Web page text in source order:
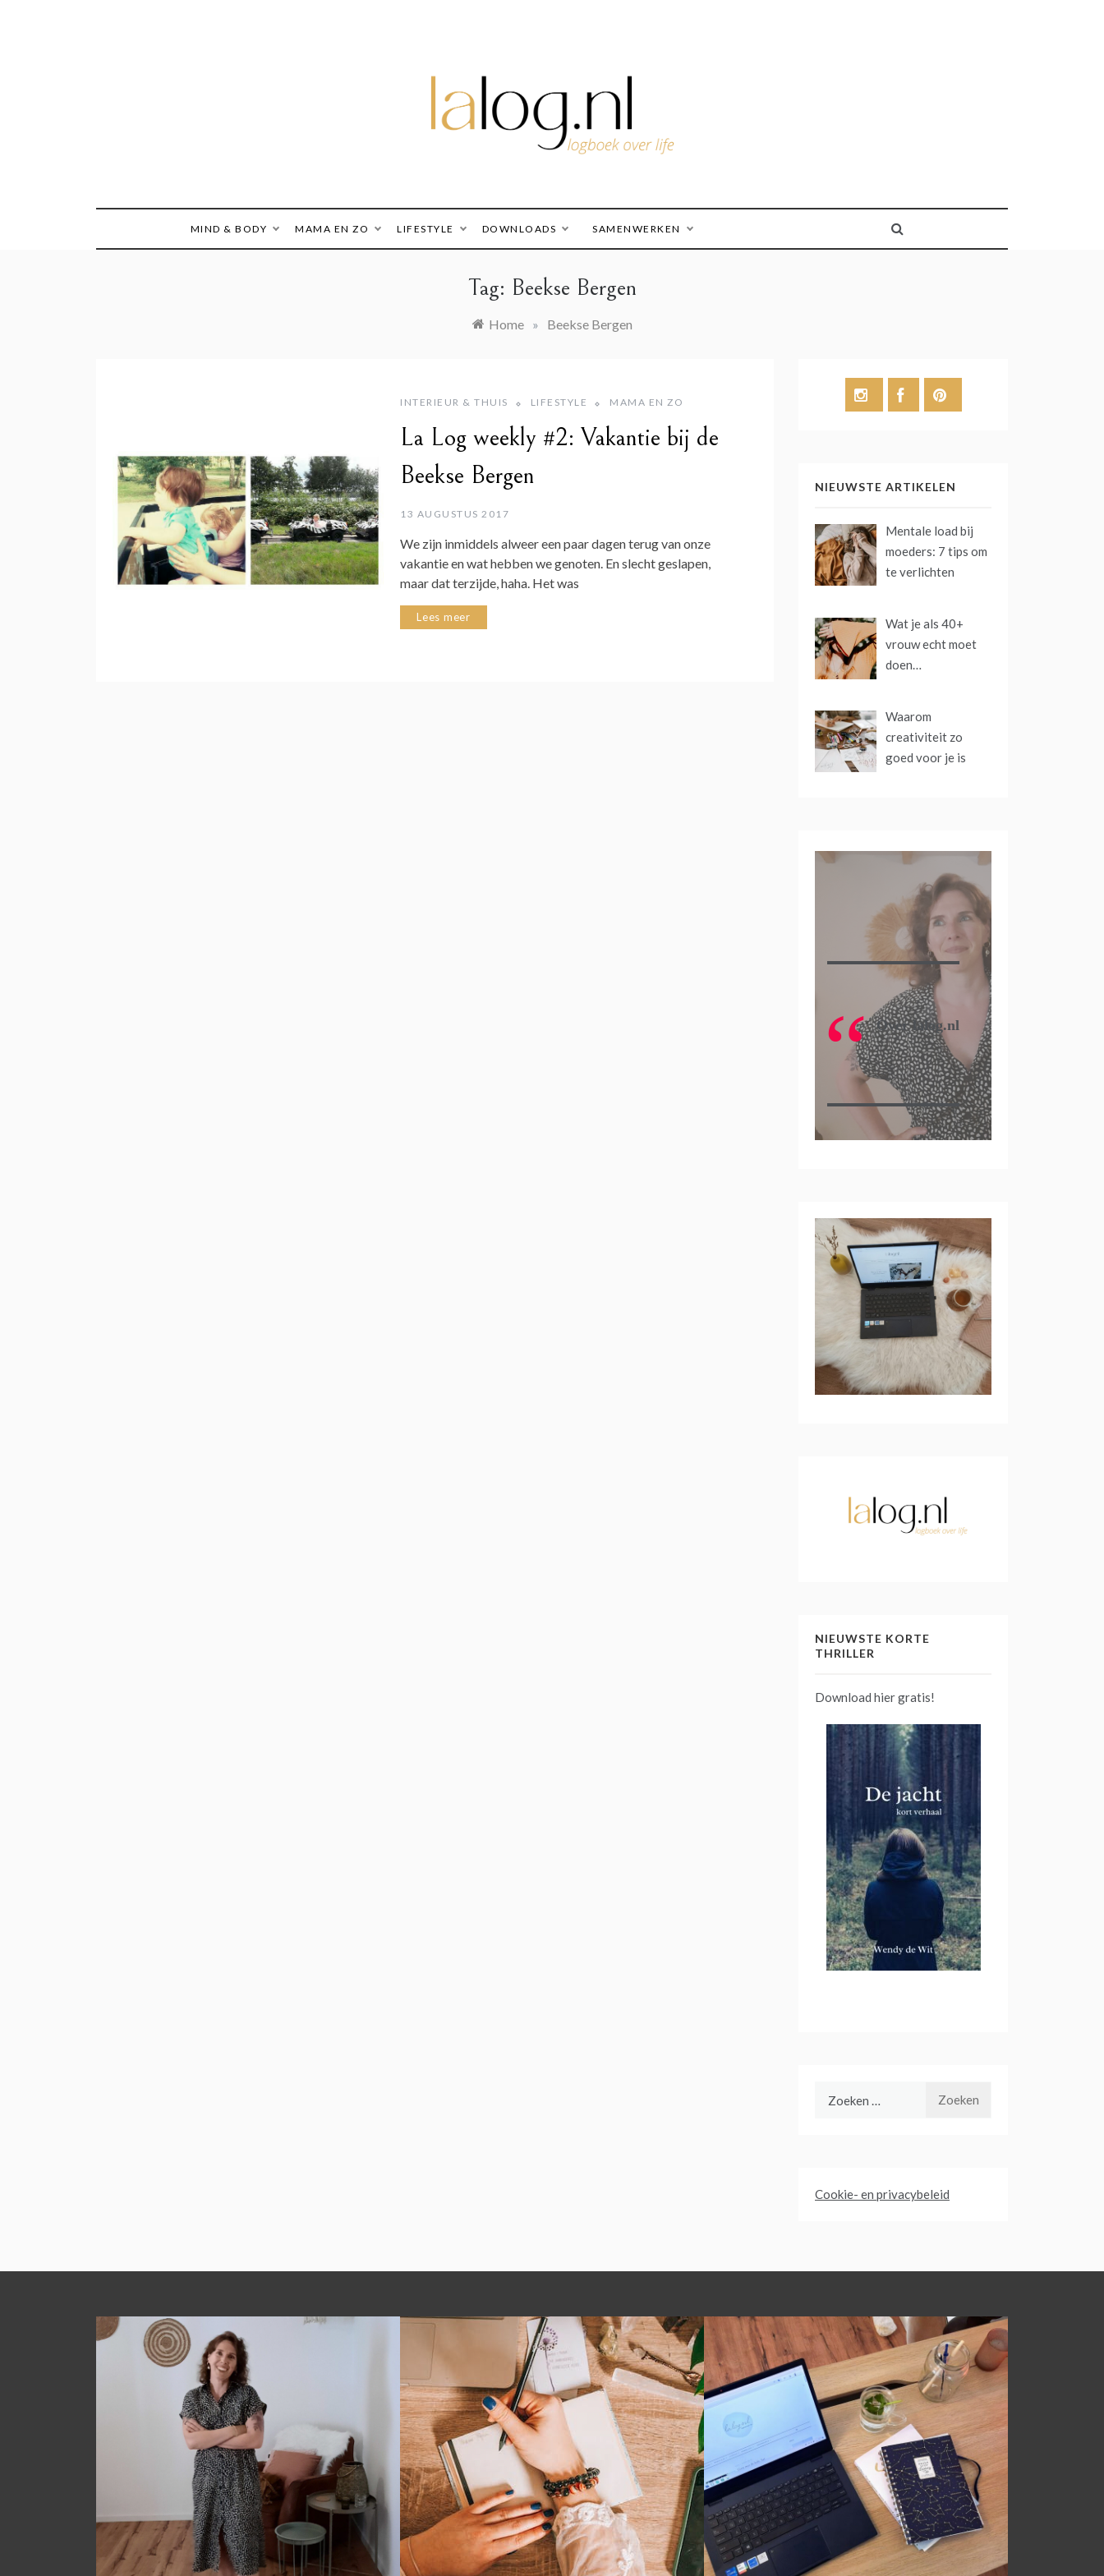
MIND & BODY MAMA EN ZO LIFESTYLE DOWNLOADS SAMENWERKEN
Tag: Beekse Bergen
Home » Beekse Bergen
INTERIEUR & THUIS LIFESTYLE MAMA EN ZO
La Log weekly #2: Vakantie bij de
Beekse Bergen
13 AUGUSTUS 2017
We zijn inmiddels alweer een paar dagen terug van onze
vakantie en wat hebben we genoten. En slecht geslapen,
maar dat terzijde, haha. Het was
Lees meer
NIEUWSTE ARTIKELEN
Mentale load bij
moeders: 7 tips om
te verlichten
Wat je als 40+
vrouw echt moet
doen…
Waarom
creativiteit zo
goed voor je is
Over lalog.nl
NIEUWSTE KORTE
THRILLER
Download hier gratis!
Cookie- en privacybeleid